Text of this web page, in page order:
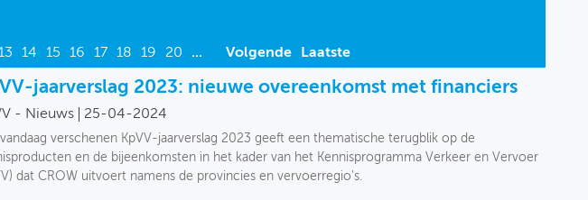
14 15 16 17 18 19 20 ... Volgende Laatste
jaarverslag 2023: nieuwe overeenkomst met financiers
- Nieuws 25-04-2024
verschenen KpVV-jaarverslag 2023 geeft een thematische terugblik op de
en de bijeenkomsten in het kader van het Kennisprogramma Verkeer en Vervoer
dat CROW uitvoert namens de provincies en vervoerregio's.